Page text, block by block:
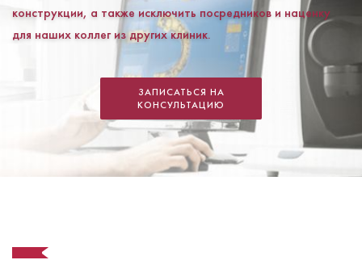
конструкции, а также исключить посредников и наценку
для наших коллег из других клиник.
ЗАПИСАТЬСЯ НА
КОНСУЛЬТАЦИЮ